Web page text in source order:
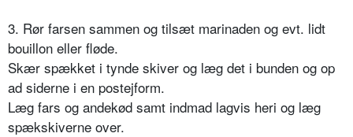
3. Rør farsen sammen og tilsæt marinaden og evt. lidt
bouillon eller fløde.
Skær spækket i tynde skiver og læg det i bunden og op
ad siderne i en postejform.
Læg fars og andekød samt indmad lagvis heri og læg
spækskiverne over.